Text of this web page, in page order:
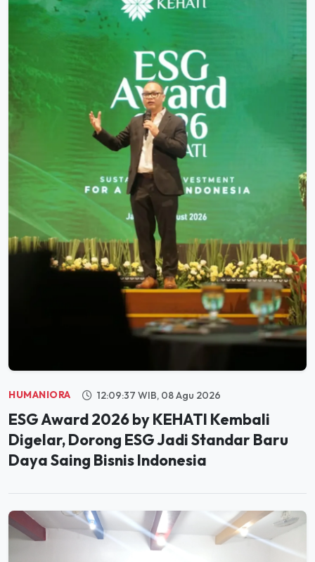
HUMANIORA 12:09:37 WIB, 08 Agu 2026
ESG Award 2026 by KEHATI Kembali
Digelar, Dorong ESG Jadi Standar Baru
Daya Saing Bisnis Indonesia